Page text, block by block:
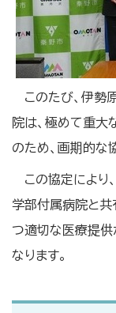
このたび、伊勢
院は、極めて重大
のため、画期的な
この協定により
学部付属病院と共
つ適切な医療提供
なります。